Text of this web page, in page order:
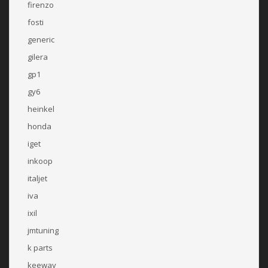
firenzo
fosti
generic
gilera
gp1
gy6
heinkel
honda
iget
inkoop
italjet
iva
ixil
jmtuning
k parts
keeway